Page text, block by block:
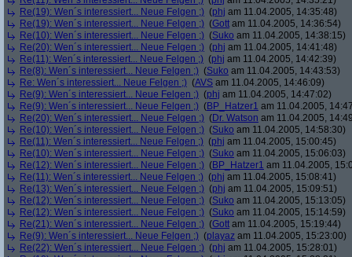
Re(19): Wen´s interessiert... Neue Felgen ;) (phj am 11.04.2005, 14:35:48)
Re(19): Wen´s interessiert... Neue Felgen ;) (Gott am 11.04.2005, 14:36:54)
Re(10): Wen´s interessiert... Neue Felgen ;) (Suko am 11.04.2005, 14:38:15)
Re(20): Wen´s interessiert... Neue Felgen ;) (phj am 11.04.2005, 14:41:48)
Re(11): Wen´s interessiert... Neue Felgen ;) (phj am 11.04.2005, 14:42:39)
Re(8): Wen´s interessiert... Neue Felgen ;) (Suko am 11.04.2005, 14:43:53)
Re: Wen´s interessiert... Neue Felgen ;) (AVS am 11.04.2005, 14:46:09)
Re(9): Wen´s interessiert... Neue Felgen ;) (phj am 11.04.2005, 14:47:02)
Re(9): Wen´s interessiert... Neue Felgen ;) (BP_Hatzer1 am 11.04.2005,
Re(20): Wen´s interessiert... Neue Felgen ;) (Dr. Watson am 11.04.2005,
Re(10): Wen´s interessiert... Neue Felgen ;) (Suko am 11.04.2005, 14:58:30)
Re(11): Wen´s interessiert... Neue Felgen ;) (phj am 11.04.2005, 15:00:45)
Re(10): Wen´s interessiert... Neue Felgen ;) (Suko am 11.04.2005, 15:06:03)
Re(12): Wen´s interessiert... Neue Felgen ;) (BP_Hatzer1 am 11.04.2005,
Re(11): Wen´s interessiert... Neue Felgen ;) (phj am 11.04.2005, 15:08:41)
Re(13): Wen´s interessiert... Neue Felgen ;) (phj am 11.04.2005, 15:09:51)
Re(12): Wen´s interessiert... Neue Felgen ;) (Suko am 11.04.2005, 15:13:05)
Re(12): Wen´s interessiert... Neue Felgen ;) (Suko am 11.04.2005, 15:14:59)
Re(21): Wen´s interessiert... Neue Felgen ;) (Gott am 11.04.2005, 15:19:44)
Re(9): Wen´s interessiert... Neue Felgen ;) (playaz am 11.04.2005, 15:23:00)
Re(22): Wen´s interessiert... Neue Felgen ;) (phj am 11.04.2005, 15:28:01)